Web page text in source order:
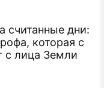
считанные дни:
которая с
с лица Земли